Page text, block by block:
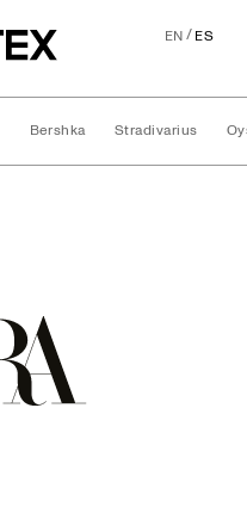
EN/ES
Bershka Stradivarius